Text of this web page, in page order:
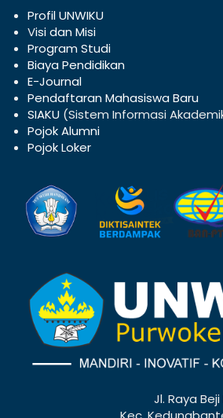
Profil UNWIKU
Visi dan Misi
Program Studi
Biaya Pendidikan
E-Journal
Pendaftaran Mahasiswa Baru
SIAKU (Sistem Informasi
Pojok Alumni
Pojok Loker
Jl. Raya